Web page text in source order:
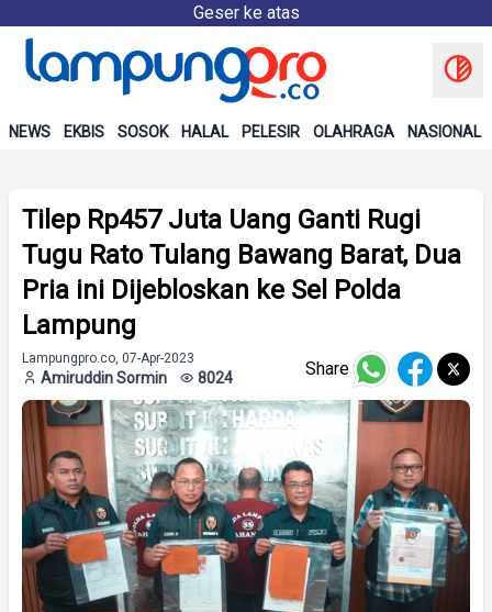
Geser ke atas
NEWS EKBIS SOSOK HALAL PELESIR OLAHRAGA NASIONAL
Tilep Rp457 Juta Uang Ganti Rugi
Tugu Rato Tulang Bawang Barat, Dua
Pria ini Dijebloskan ke Sel Polda
Lampung
Lampungpro.co, 07-Apr-2023
Amiruddin Sormin 8024 Share